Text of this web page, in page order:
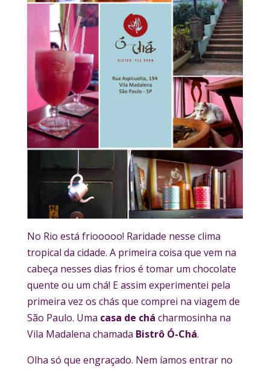
No Rio está friooooo! Raridade nesse clima
tropical da cidade. A primeira coisa que vem na
cabeça nesses dias frios é tomar um chocolate
quente ou um chá! E assim experimentei pela
primeira vez os chás que comprei na viagem de
São Paulo. Uma casa de chá charmosinha na
Vila Madalena chamada Bistrô Ó-Chá.
Olha só que engraçado. Nem íamos entrar no